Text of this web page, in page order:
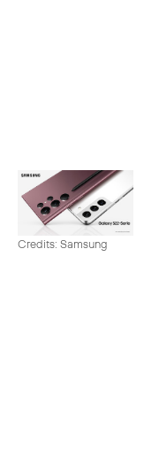
Credits: Samsung